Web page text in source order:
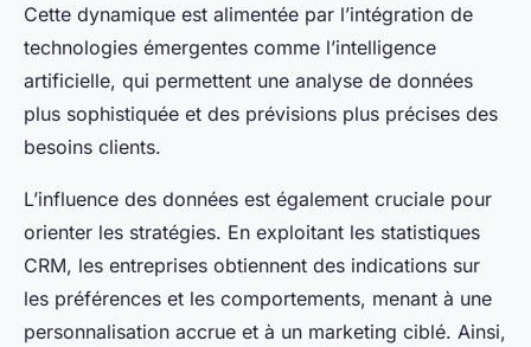
Cette dynamique est alimentée par l’intégration de
technologies émergentes comme l’intelligence
artificielle, qui permettent une analyse de données
plus sophistiquée et des prévisions plus précises des
besoins clients.
L’influence des données est également cruciale pour
orienter les stratégies. En exploitant les statistiques
CRM, les entreprises obtiennent des indications sur
les préférences et les comportements, menant à une
personnalisation accrue et à un marketing ciblé. Ainsi,